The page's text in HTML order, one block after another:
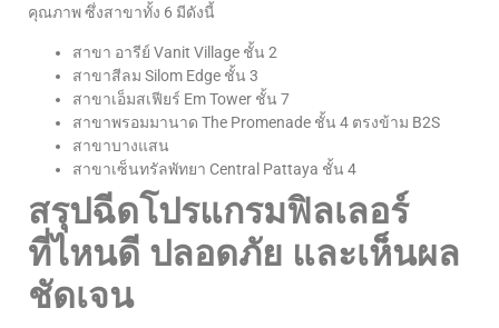
คุณภาพ ซึ่งสาขาทั้ง 6 มีดังนี้
สาขา อารีย์ Vanit Village ชั้น 2
สาขาสีลม Silom Edge ชั้น 3
สาขาเอ็มสเฟียร์ Em Tower ชั้น 7
สาขาพรอมมานาด The Promenade ชั้น 4 ตรงข้าม B2S
สาขาบางแสน
สาขาเซ็นทรัลพัทยา Central Pattaya ชั้น 4
สรุปฉีดโปรแกรมฟิลเลอร์
ที่ไหนดี ปลอดภัย และเห็นผล
ชัดเจน